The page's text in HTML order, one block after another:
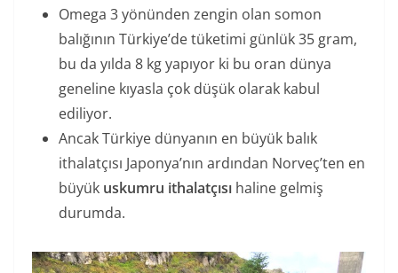
Omega 3 yönünden zengin olan somon
balığının Türkiye’de tüketimi günlük 35 gram,
bu da yılda 8 kg yapıyor ki bu oran dünya
geneline kıyasla çok düşük olarak kabul
ediliyor.
Ancak Türkiye dünyanın en büyük balık
ithalatçısı Japonya’nın ardından Norveç’ten en
büyük uskumru ithalatçısı haline gelmiş
durumda.